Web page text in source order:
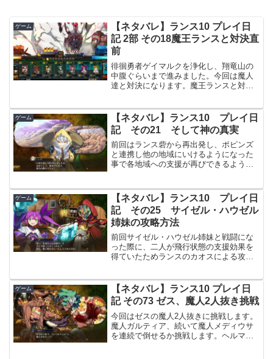
ゲーム
【ネタバレ】ランス10 プレイ日
記 2部 その18魔王ランスと対決直
前
徘徊勇者ゲイマルクを浄化し、翔竜山の
中腹ぐらいまで進みました。今回は魔人
達と対決になります。魔王ランスと対決
してくれます。魔人サテラが迎撃の許可
を魔王ランスに求めます。...
ゲーム
【ネタバレ】ランス10 プレイ日
記 その21 そして神の真実
前回はランス砦から再出発し、ポピンズ
と連携し他の地域にいけるようになった
事で各地域への支援が再びできるように
えたいと言い出して、修行を始めます。
覚えるまでは城には帰...
ゲーム
【ネタバレ】ランス10 プレイ日
記 その25 サイゼル・ハウゼル
姉妹の攻略方法
前回サイゼル・ハウゼル姉妹と戦闘にな
った際に、二人が飛行状態の支援効果を
得ていたためランスのカオスによる攻撃
隔攻撃手段を手に入れてから再度、やり
直しです。魔人サイゼル...
ゲーム
【ネタバレ】ランス10 プレイ日
記 その73 ゼス、魔人2人抜き挑戦
今回はゼスの魔人2人抜きに挑戦します。
魔人ガルティア、続いて魔人メディウサ
を連続で倒せるか挑戦します。ヘルマン